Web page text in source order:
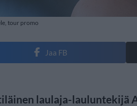
tour promo
Jaa FB
laulaja-lauluntekijä